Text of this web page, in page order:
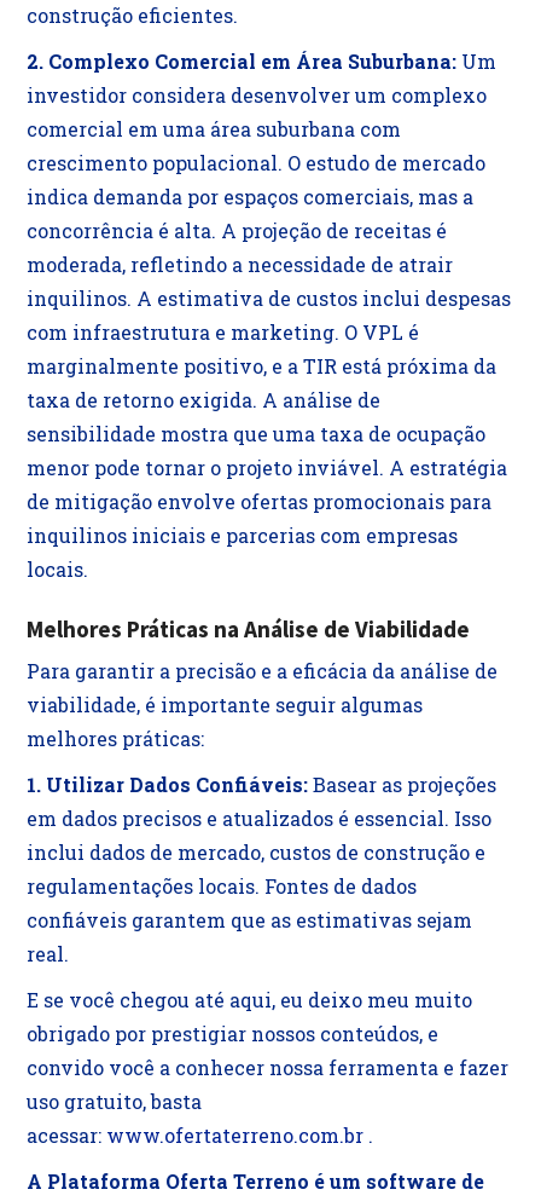
construção eficientes.
2. Complexo Comercial em Área Suburbana: Um
investidor considera desenvolver um complexo
comercial em uma área suburbana com
crescimento populacional. O estudo de mercado
indica demanda por espaços comerciais, mas a
concorrência é alta. A projeção de receitas é
moderada, refletindo a necessidade de atrair
inquilinos. A estimativa de custos inclui despesas
com infraestrutura e marketing. O VPL é
marginalmente positivo, e a TIR está próxima da
taxa de retorno exigida. A análise de
sensibilidade mostra que uma taxa de ocupação
menor pode tornar o projeto inviável. A estratégia
de mitigação envolve ofertas promocionais para
inquilinos iniciais e parcerias com empresas
locais.
Melhores Práticas na Análise de Viabilidade
Para garantir a precisão e a eficácia da análise de
viabilidade, é importante seguir algumas
melhores práticas:
1. Utilizar Dados Confiáveis:Basear as projeções
em dados precisos e atualizados é essencial. Isso
inclui dados de mercado, custos de construção e
regulamentações locais. Fontes de dados
confiáveis garantem que as estimativas sejam
real.
E se você chegou até aqui, eu deixo meu muito
obrigado por prestigiar nossos conteúdos, e
convido você a conhecer nossa ferramenta e fazer
uso gratuito, basta
acessar: www.ofertaterreno.com.br .
A Plataforma Oferta Terreno é um software de